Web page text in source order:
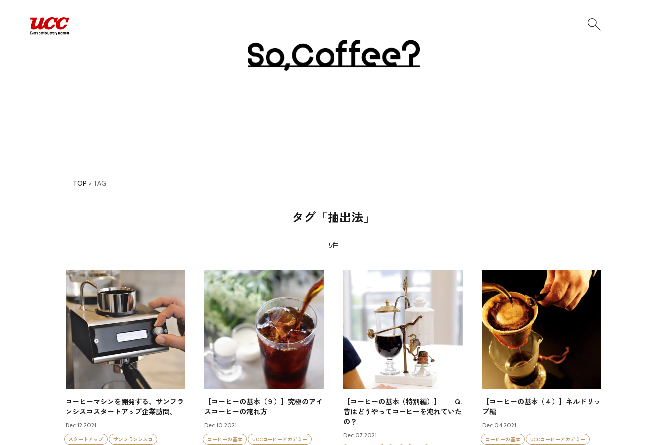
TOP > TAG
タグ「抽出法」
5件
コーヒーマシンを開発する、サンフラ
ンシスコスタートアップ企業訪問。
Dec 12.2021
スタートアップ
サンフランシスコ
【コーヒーの基本（９）】究極のアイ
スコーヒーの淹れ方
Dec 10.2021
コーヒーの基本
UCCコーヒーアカデミー
【コーヒーの基本（特別編）】 Q.
昔はどうやってコーヒーを淹れていた
の？
Dec 07.2021
【コーヒーの基本（４）】ネルドリッ
プ編
Dec 04.2021
コーヒーの基本
UCCコーヒーアカデミー